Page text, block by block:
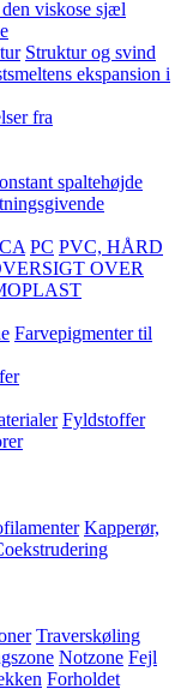
viskose sjæl
Struktur og svind
ekspansion i
fra
spaltehøjde
CA PC PVC, HÅRD
OVER
Farvepigmenter til
Fyldstoffer
Kapperør,
Traverskøling
Notzone Fejl
Forholdet